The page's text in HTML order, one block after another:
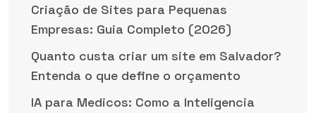
Criação de Sites para Pequenas
Empresas: Guia Completo (2026)
Quanto custa criar um site em Salvador?
Entenda o que define o orçamento
IA para Medicos: Como a Inteligencia